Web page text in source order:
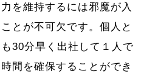
を維持するには邪魔が入
とが不可欠です。個人と
30分早く出社して１人で
間を確保することができ